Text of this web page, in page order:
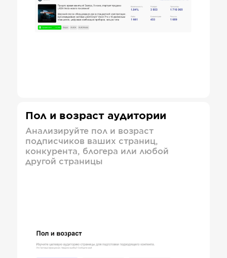
Пол и возраст аудитории
Анализируйте пол и возраст
подписчиков ваших страниц,
конкурента, блогера или любой
другой страницы